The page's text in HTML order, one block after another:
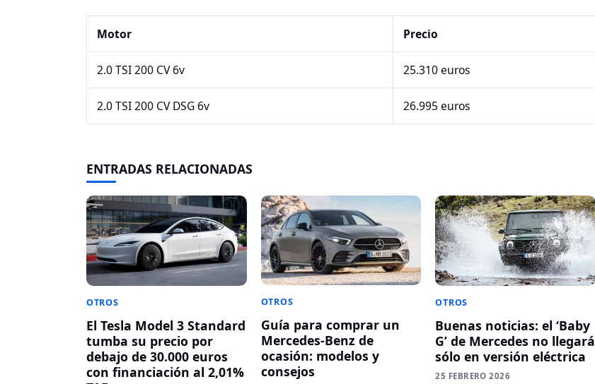
Motor Precio
2.0 TSI 200 CV 6v 25.310 euros
2.0 TSI 200 CV DSG 6v 26.995 euros
ENTRADAS RELACIONADAS
OTROS
El Tesla Model 3 Standard
tumba su precio por
debajo de 30.000 euros
con financiación al 2,01%
OTROS
Guía para comprar un
Mercedes-Benz de
ocasión: modelos y
consejos
OTROS
Buenas noticias: el ‘Baby
G’ de Mercedes no llegará
sólo en versión eléctrica
25 FEBRERO 2026